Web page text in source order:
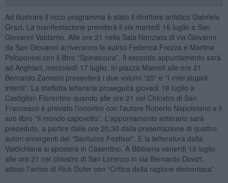
Ad illustrare il ricco programma è stato il direttore artistico Gabriele
Grazi. La manifestazione prenderà il via martedì 16 luglio a San
Giovanni Valdarno. Alle ore 21 nella Sala Nonziata di via Giovanni
da San Giovanni arriveranno le autrici Federica Frezza e Martina
Peloponesi con il libro “Spinascura”. Il secondo appuntamento sarà
ad Anghiari, mercoledì 17 luglio. In piazza Mameli alle ore 21
Bernardo Zannoni presenterà i due volumi “25” e “I miei stupidi
intenti”. La staffetta letteraria proseguirà giovedì 18 luglio a
Castiglion Fiorentino quando alle ore 21 nel Chiostro di San
Francesco è previsto l'incontro con l'autore Roberto Napoletano e il
suo libro “Il mondo capovolto”. L'appuntamento letterario sarà
preceduto, a partire dalle ore 20,30 dalla presentazione di quattro
autori emergenti del “Santucce Festival”. E la letteratura dalla
Valdichiana si sposterà in Casentino. A Bibbiena venerdì 19 luglio
alle ore 21 nel chiostro di San Lorenzo in via Bernardo Dovizi,
atteso l'arrivo di Rick Dufer con “Critica della ragione demoniaca”.